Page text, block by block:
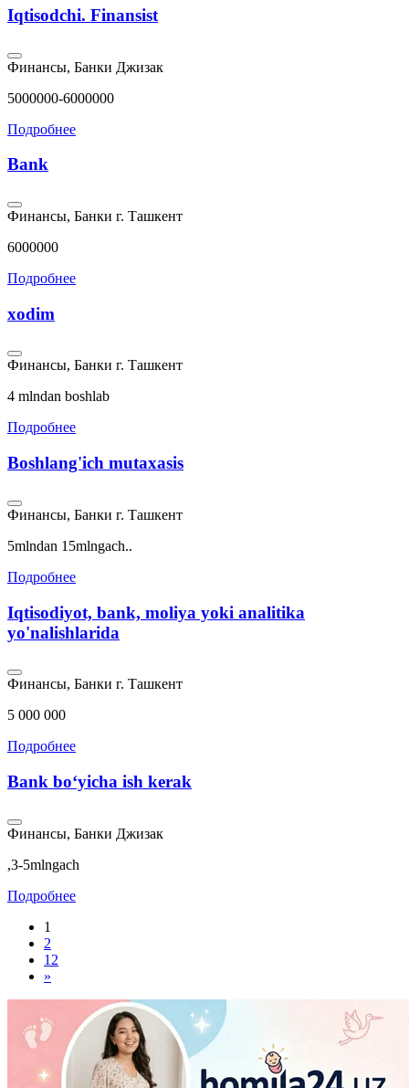
Iqtisodchi. Finansist
Финансы, Банки Джизак
5000000-6000000
Подробнее
Bank
Финансы, Банки г. Ташкент
6000000
Подробнее
xodim
Финансы, Банки г. Ташкент
4 mlndan boshlab
Подробнее
Boshlang'ich mutaxasis
Финансы, Банки г. Ташкент
5mlndan 15mlngach..
Подробнее
Iqtisodiyot, bank, moliya yoki analitika
yo'nalishlarida
Финансы, Банки г. Ташкент
5 000 000
Подробнее
Bank boʻyicha ish kerak
Финансы, Банки Джизак
,3-5mlngach
Подробнее
1
2
12
»